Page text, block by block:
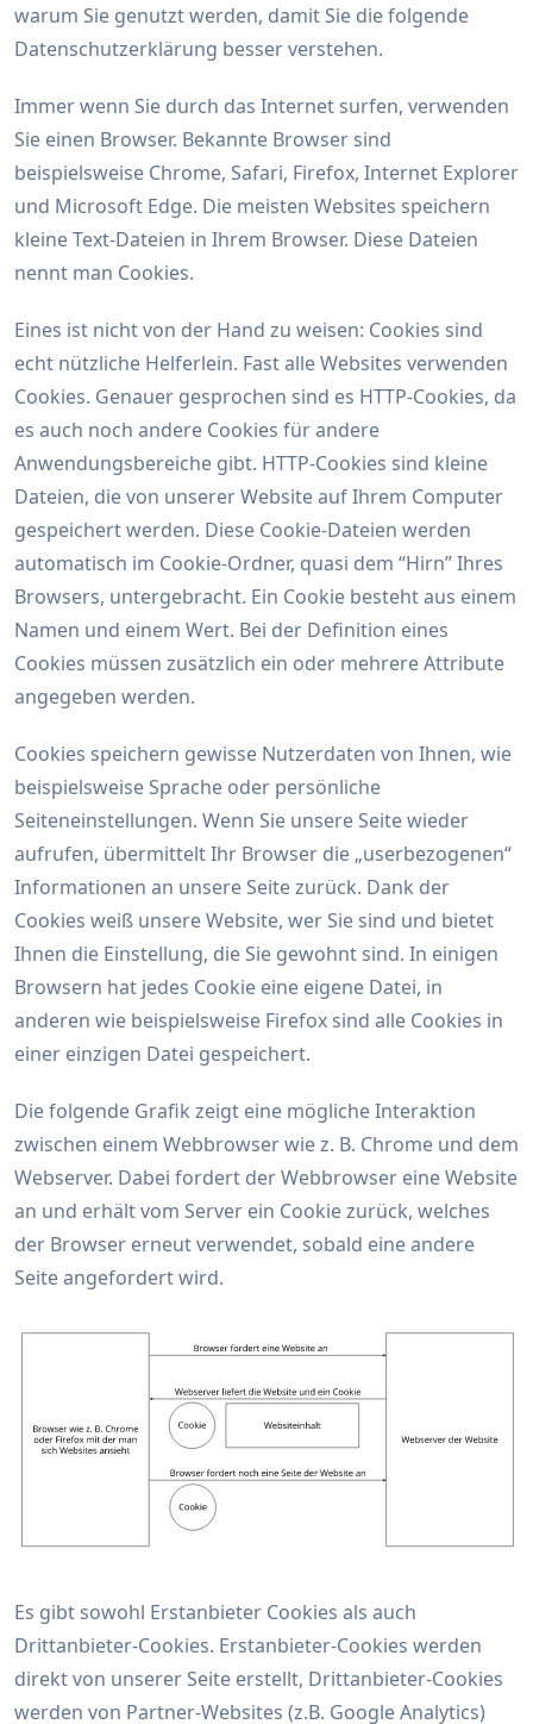
warum Sie genutzt werden, damit Sie die folgende
Datenschutzerklärung besser verstehen.
Immer wenn Sie durch das Internet surfen, verwenden
Sie einen Browser. Bekannte Browser sind
beispielsweise Chrome, Safari, Firefox, Internet Explorer
und Microsoft Edge. Die meisten Websites speichern
kleine Text-Dateien in Ihrem Browser. Diese Dateien
nennt man Cookies.
Eines ist nicht von der Hand zu weisen: Cookies sind
echt nützliche Helferlein. Fast alle Websites verwenden
Cookies. Genauer gesprochen sind es HTTP-Cookies, da
es auch noch andere Cookies für andere
Anwendungsbereiche gibt. HTTP-Cookies sind kleine
Dateien, die von unserer Website auf Ihrem Computer
gespeichert werden. Diese Cookie-Dateien werden
automatisch im Cookie-Ordner, quasi dem “Hirn” Ihres
Browsers, untergebracht. Ein Cookie besteht aus einem
Namen und einem Wert. Bei der Definition eines
Cookies müssen zusätzlich ein oder mehrere Attribute
angegeben werden.
Cookies speichern gewisse Nutzerdaten von Ihnen, wie
beispielsweise Sprache oder persönliche
Seiteneinstellungen. Wenn Sie unsere Seite wieder
aufrufen, übermittelt Ihr Browser die „userbezogenen“
Informationen an unsere Seite zurück. Dank der
Cookies weiß unsere Website, wer Sie sind und bietet
Ihnen die Einstellung, die Sie gewohnt sind. In einigen
Browsern hat jedes Cookie eine eigene Datei, in
anderen wie beispielsweise Firefox sind alle Cookies in
einer einzigen Datei gespeichert.
Die folgende Grafik zeigt eine mögliche Interaktion
zwischen einem Webbrowser wie z. B. Chrome und dem
Webserver. Dabei fordert der Webbrowser eine Website
an und erhält vom Server ein Cookie zurück, welches
der Browser erneut verwendet, sobald eine andere
Seite angefordert wird.
Es gibt sowohl Erstanbieter Cookies als auch
Drittanbieter-Cookies. Erstanbieter-Cookies werden
direkt von unserer Seite erstellt, Drittanbieter-Cookies
werden von Partner-Websites (z.B. Google Analytics)